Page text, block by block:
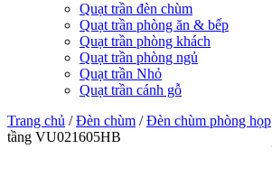
Quạt trần đèn chùm
Quạt trần phòng ăn & bếp
Quạt trần phòng khách
Quạt trần phòng ngủ
Quạt trần Nhỏ
Quạt trần cánh gỗ
Trang chủ /Đèn chùm /Đèn chùm phòng họp
tầng VU021605HB